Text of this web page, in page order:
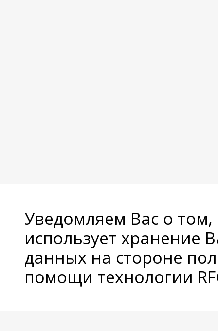
Уведомляем Вас о
использует хранение
данных на стороне
помощи технологии